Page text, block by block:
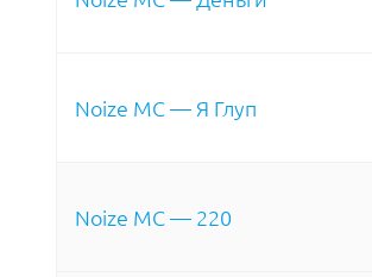
Noize MC — Я Глуп
Noize MC — 220